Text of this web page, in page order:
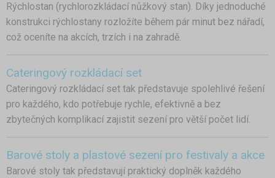
Rýchlostan (rychlorozkládací nůžkový stan). Díky jednoduché
konstrukci rýchlostany rozložíte během pár minut bez nářadí,
což oceníte na akcích, trzích i na zahradě.
Cateringový rozkládací set
Cateringový rozkládací set tak představuje spolehlivé řešení
pro každého, kdo potřebuje rychle, efektivně a bez
zbytečných komplikací zajistit sezení pro větší počet lidí.
Barové stoly a plastové sezení pro festivaly a akce
Barové stoly tak představují praktický doplněk každého